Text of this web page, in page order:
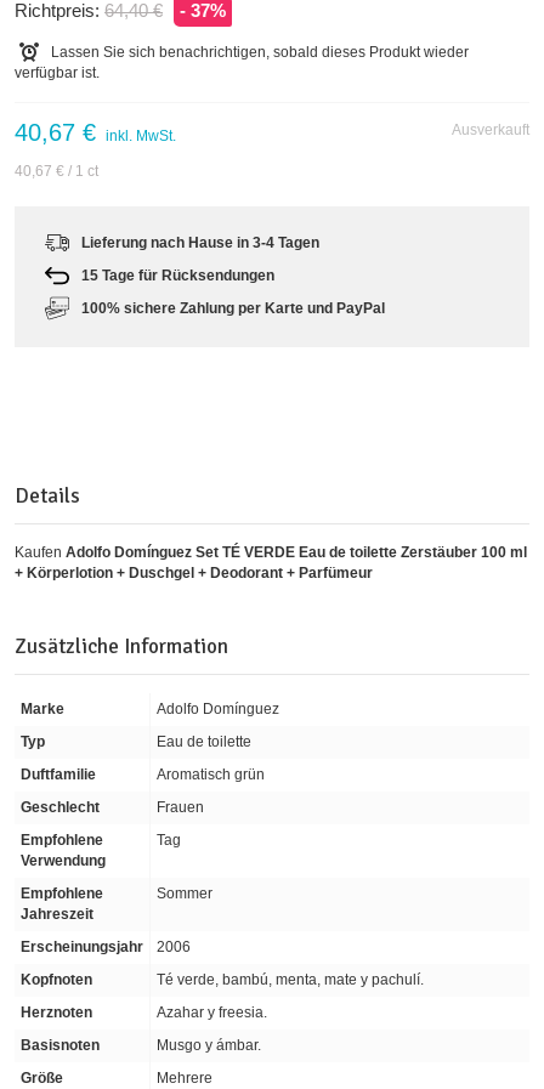
Richtpreis: 64,40 € - 37%
Lassen Sie sich benachrichtigen, sobald dieses Produkt wieder
verfügbar ist.
Ausverkauft
40,67 € inkl. MwSt.
40,67 € / 1 ct
Lieferung nach Hause in 3-4 Tagen
15 Tage für Rücksendungen
100% sichere Zahlung per Karte und PayPal
Details
Kaufen Adolfo Domínguez Set TÉ VERDE Eau de toilette Zerstäuber 100 ml
+ Körperlotion + Duschgel + Deodorant + Parfümeur
Zusätzliche Information
Marke
Adolfo Domínguez
Typ
Eau de toilette
Duftfamilie
Aromatisch grün
Geschlecht
Frauen
Empfohlene
Verwendung
Tag
Empfohlene
Jahreszeit
Sommer
Erscheinungsjahr
2006
Kopfnoten
Té verde, bambú, menta, mate y pachulí.
Herznoten
Azahar y freesia.
Basisnoten
Musgo y ámbar.
Größe
Mehrere